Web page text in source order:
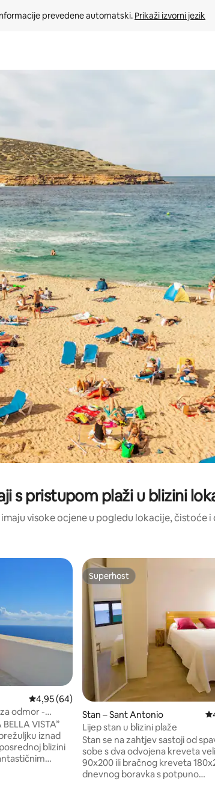
prevedene automatski. Prikaži izvorni jezik
prema gore i prema dolje, kao i dodirom ili
s pristupom plaži u blizini
visoke ocjene u pogledu lokacije, čistoće
s oznakom „Odabrali gosti”
Prosječna ocjena: 4,95/5, recenzija: 64
4,95 (64)
za odmor -
VISTA”
iznad
blizini
Superhost
Superhost
Stan – Sant Antonio
Lijep stan u blizini plaže
Stan se na zahtjev sastoji od
sobe s dva odvojena kreveta
90x200 ili bračnog kreveta
dnevnog boravka s potpuno